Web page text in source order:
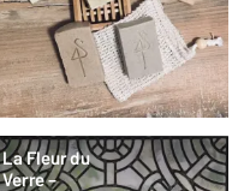
La Fleur du
Verre –